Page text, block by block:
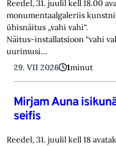
Reedel, 31. juulil kell 18.00
monumentaalgaleriis
ühisnäitus „vahi vahi“.
Näitus-installatsioon “vahi
uurimusi…
29. VII 2026
1minut
Mirjam Auna
seifis
Reedel, 31. juulil kell 18